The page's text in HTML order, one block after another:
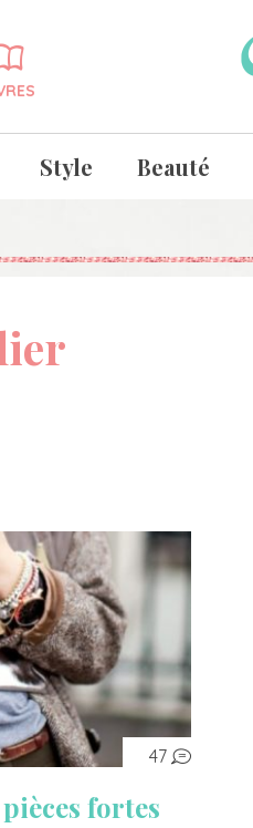
Style Beauté
47
fortes